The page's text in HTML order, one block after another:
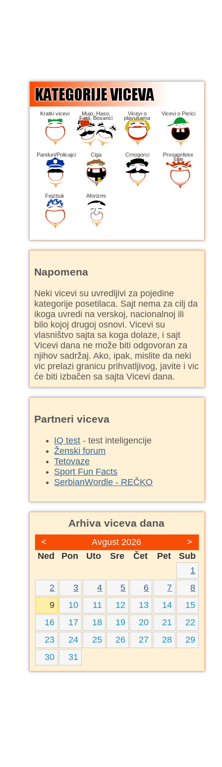
Kratki vicevi Mujo, Haso,
Fata, Bosanci
Vicevi o
plavušama
Vicevi o Perici
Panduri/Policajci Ciga Crnogorci Prvoaprilske
šale
Fejzbuk Aforizmi
Napomena
Neki vicevi su uvredljivi za pojedine
kategorije posetilaca. Sajt nema za cilj da
ikoga uvredi na verskoj, nacionalnoj ili
bilo kojoj drugoj osnovi. Vicevi su
vlasništvo sajta sa koga dolaze, i sajt
Vicevi dana ne može biti odgovoran za
njihov sadržaj. Ako, ipak, mislite da neki
vic prelazi granicu prihvatljivog, javite i vic
će biti izbačen sa sajta Vicevi dana.
Partneri viceva
IQ test - test inteligencije
Ženski forum
Tetovaze
Sport Fun Facts
SerbianWordle - REČKO
Arhiva viceva dana
< >
Avgust 2026
Ned
Pon Uto Sre Čet Pet
Sub
1
2
3 4 5 6 7
8
9
10 11 12 13 14
15
16
17 18 19 20 21
22
23
24 25 26 27 28
29
30
31